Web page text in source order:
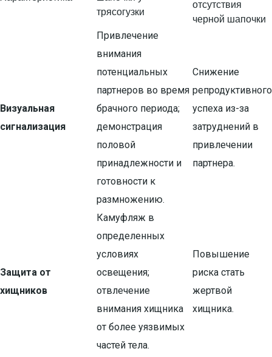
трясогузки
отсутствия
черной шапочки
Визуальная
сигнализация
Привлечение
внимания
потенциальных
партнеров во время
брачного периода;
демонстрация
половой
принадлежности и
готовности к
размножению.
Снижение
репродуктивного
успеха из-за
затруднений в
привлечении
партнера.
Защита от
хищников
Камуфляж в
определенных
условиях
освещения;
отвлечение
внимания хищника
от более уязвимых
частей тела.
Повышение
риска стать
жертвой
хищника.